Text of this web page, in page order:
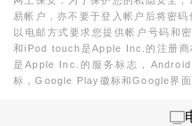
易帐户，亦不要于登入帐户后将密
以电邮方式要求您提供帐户号码和
和iPod touch是Apple Inc.的注册
是Apple Inc.的服务标志，
标，Google Play徽标和Google界